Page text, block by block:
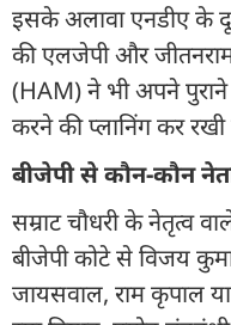
इसके अलावा एनडीए के
की एलजेपी और जीतनराम
(HAM) ने भी अपने पुराने
करने की प्लानिंग कर
बीजेपी से कौन-कौन
सम्राट चौधरी के नेतृत्व
बीजेपी कोटे से विजय
जायसवाल, राम कृपाल